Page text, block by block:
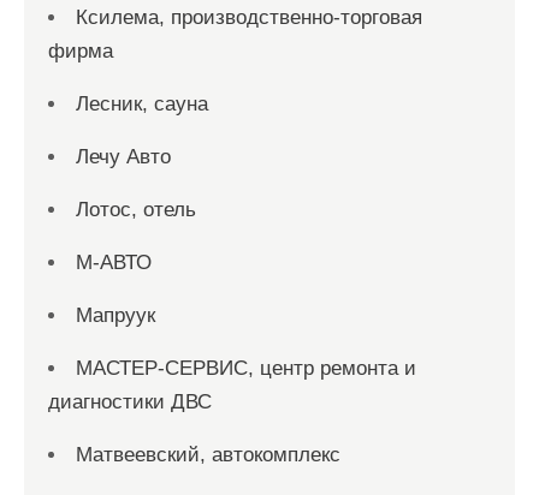
Ксилема, производственно-торговая
фирма
Лесник, сауна
Лечу Авто
Лотос, отель
М-АВТО
Мапруук
МАСТЕР-СЕРВИС, центр ремонта и
диагностики ДВС
Матвеевский, автокомплекс